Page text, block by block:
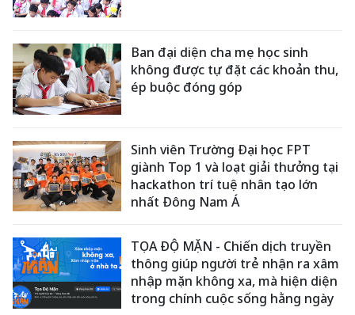
Ban đại diện cha mẹ học sinh
không được tự đặt các khoản thu,
ép buộc đóng góp
Sinh viên Trường Đại học FPT
giành Top 1 và loạt giải thưởng tại
hackathon trí tuệ nhân tạo lớn
nhất Đông Nam Á
TỌA ĐỘ MẶN - Chiến dịch truyền
thông giúp người trẻ nhận ra xâm
nhập mặn không xa, mà hiện diện
trong chính cuộc sống hằng ngày